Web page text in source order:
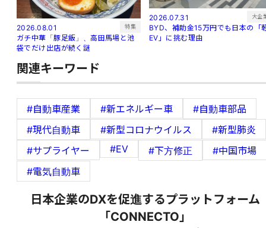
2026.08.01 特集
ガチ中華「豚足飯」、高田馬場と池
袋でだけ出店が続く謎
2026.07.31 大企
BYD、補助金15万円でも日本の「
EV」に挑む理由
関連キーワード
#自動車産業 #新エネルギー車
#自動車部品
#現代自動車
#新型コロナウイルス
#新型肺炎
#サプライヤー
#EV #下方修正
#中国市場
#電気自動車
日本企業のDXを促進するプラットフォーム
「CONNECTO」